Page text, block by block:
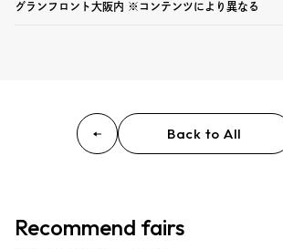
グランフロント大阪内 ※コンテンツにより異なる
Back to All
Recommend fairs